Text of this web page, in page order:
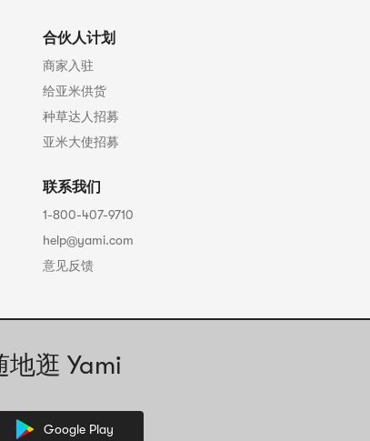
合伙人计划
商家入驻
给亚米供货
种草达人招募
亚米大使招募
联系我们
1-800-407-9710
help@yami.com
意见反馈
逛 Yami
Google Play